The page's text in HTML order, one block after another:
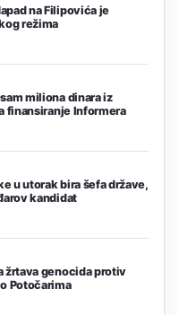
na Filipovića je
režima
miliona dinara iz
finansiranje Informera
u utorak bira šefa države,
kandidat
žrtava genocida protiv
Potočarima